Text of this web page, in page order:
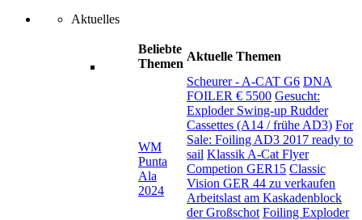
Aktuelles
Beliebte
Themen
Aktuelle Themen
WM
Punta
Ala
2024
Scheurer - A-CAT G6 DNA
FOILER € 5500 Gesucht:
Exploder Swing-up Rudder
Cassettes (A14 / frühe AD3) For
Sale: Foiling AD3 2017 ready to
sail Klassik A-Cat Flyer
Competion GER15 Classic
Vision GER 44 zu verkaufen
Arbeitslast am Kaskadenblock
der Großschot Foiling Exploder